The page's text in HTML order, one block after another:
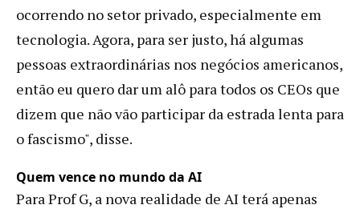
ocorrendo no setor privado, especialmente em
tecnologia. Agora, para ser justo, há algumas
pessoas extraordinárias nos negócios americanos,
então eu quero dar um alô para todos os CEOs que
dizem que não vão participar da estrada lenta para
o fascismo", disse.
Quem vence no mundo da AI
Para Prof G, a nova realidade de AI terá apenas